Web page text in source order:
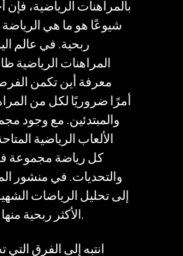
بالمراهنات الرياضية، فإن
شيوعًا هو ما هي
ربحية. في عالم
المراهنات الرياضية
معرفة أين تكمن الفرص
أمرًا ضروريًا لكل من
والمبتدئين. مع وجود
الألعاب الرياضية
كل رياضة مجموعة
والتحديات. في منشور
إلى تحليل الرياضات
الأكثر ربحية منها لعشاق المراهنة.
انتبه إلى الفرق